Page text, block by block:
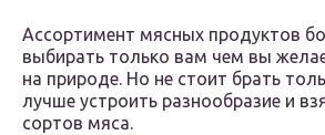
Ассортимент мясных продуктов
выбирать только вам чем вы
на природе. Но не стоит брать
лучше устроить разнообразие и
сортов мяса.